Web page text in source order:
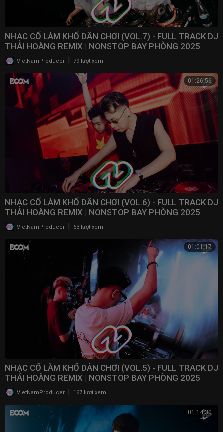
NHẠC CỔ LÀM KHỔ DÂN CHƠI (VOL.7) - FULL TRACK DJ
THÁI HOÀNG REMIX | NONSTOP BAY PHÒNG 2025
VietNamProducer 79 lượt xem
01:26:56
NHẠC CỔ LÀM KHỔ DÂN CHƠI (VOL.6) - FULL TRACK DJ
THÁI HOÀNG REMIX | NONSTOP BAY PHÒNG 2025
VietNamProducer | 63 lượt xem
01:01:17
NHẠC CỔ LÀM KHỔ DÂN CHƠI (VOL.5) - FULL TRACK DJ
THÁI HOÀNG REMIX | NONSTOP BAY PHÒNG 2025
VietNamProducer 167 lượt xem
01:14:30